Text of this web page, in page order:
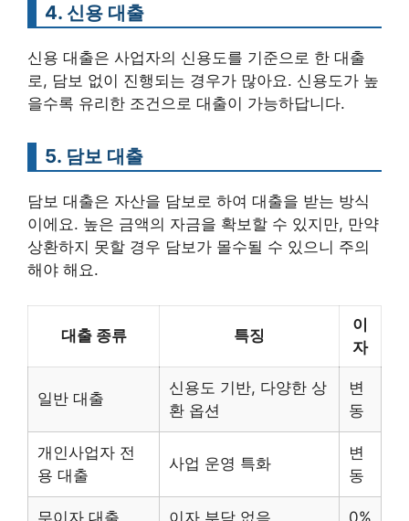
4. 신용 대출
신용 대출은 사업자의 신용도를 기준으로 한 대출
로, 담보 없이 진행되는 경우가 많아요. 신용도가 높
을수록 유리한 조건으로 대출이 가능하답니다.
5. 담보 대출
담보 대출은 자산을 담보로 하여 대출을 받는 방식
이에요. 높은 금액의 자금을 확보할 수 있지만, 만약
상환하지 못할 경우 담보가 몰수될 수 있으니 주의
해야 해요.
대출 종류 특징
이
자
일반 대출
신용도 기반, 다양한 상
환 옵션
변
동
개인사업자 전
용 대출
사업 운영 특화
변
동
무이자 대출 이자 부담 없음 0%